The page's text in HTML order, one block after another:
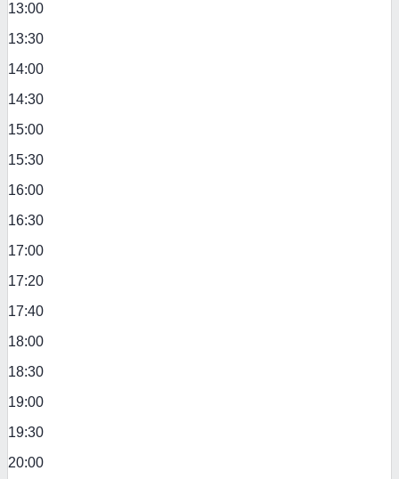
13:00
13:30
14:00
14:30
15:00
15:30
16:00
16:30
17:00
17:20
17:40
18:00
18:30
19:00
19:30
20:00